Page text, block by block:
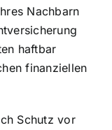
Nachbarn
haftbar
finanziellen
Schutz vor